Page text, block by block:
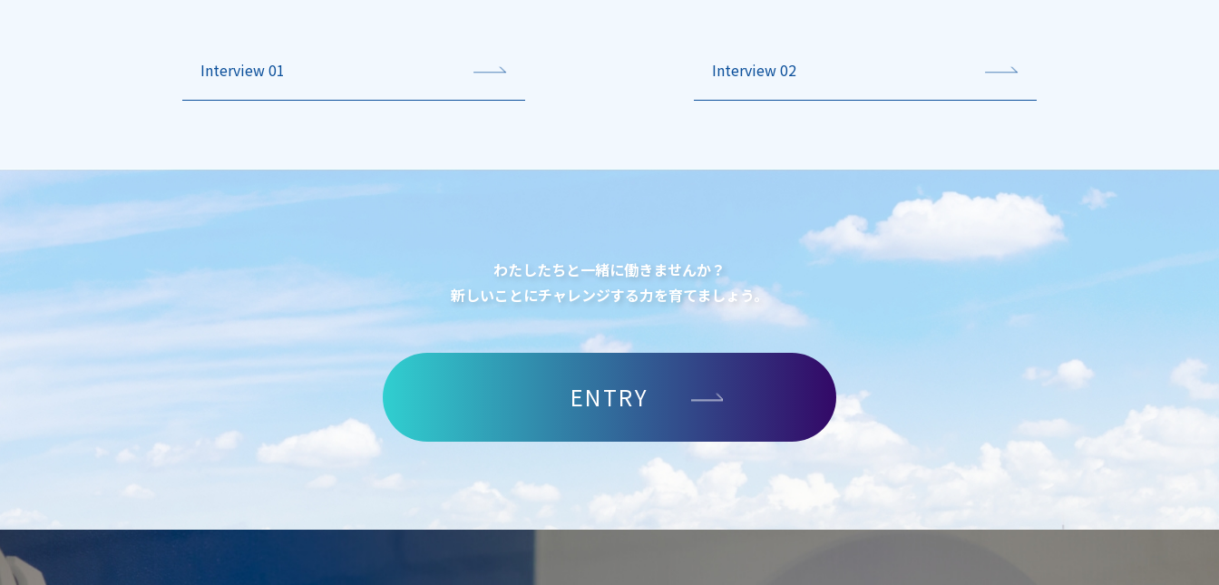
Interview 01 Interview 02
わたしたちと一緒に働きませんか？
新しいことにチャレンジする力を育てましょう。
ENTRY